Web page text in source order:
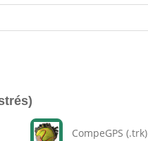
CompeGPS (.trk)